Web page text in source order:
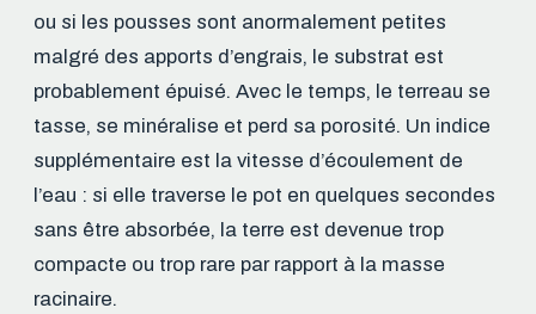
ou si les pousses sont anormalement petites
malgré des apports d’engrais, le substrat est
probablement épuisé. Avec le temps, le terreau se
tasse, se minéralise et perd sa porosité. Un indice
supplémentaire est la vitesse d’écoulement de
l’eau : si elle traverse le pot en quelques secondes
sans être absorbée, la terre est devenue trop
compacte ou trop rare par rapport à la masse
racinaire.